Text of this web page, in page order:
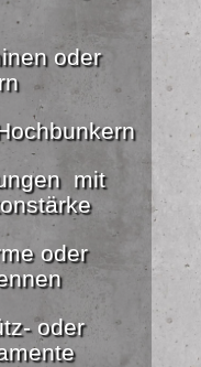
oder
mit
oder
oder